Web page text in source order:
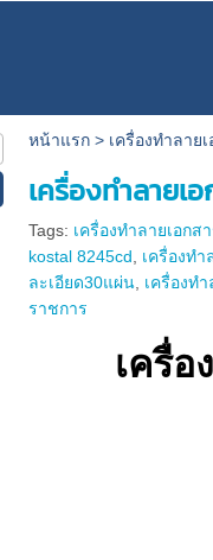
หน้าแรก> เครื่องทําลาย
เครื่องทําลาย
Tags: เครื่องทําลายเอก
kostal 8245cd
เครื่องทํ
ละเอียด30แผ่น เครื่องทํ
ราชการ
เครื่